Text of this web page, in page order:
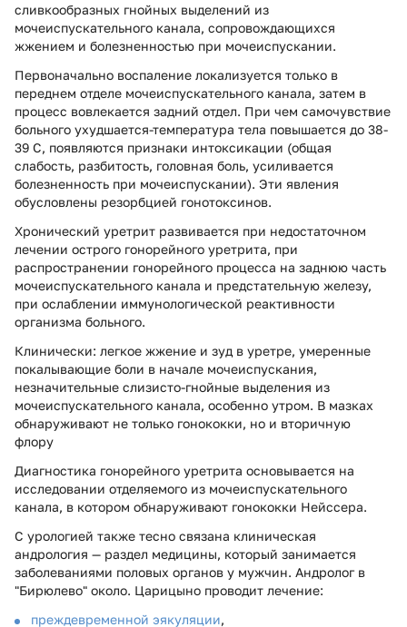
сливкообразных гнойных выделений из
мочеиспускательного канала, сопровождающихся
жжением и болезненностью при мочеиспускании.
Первоначально воспаление локализуется только в
переднем отделе мочеиспускательного канала, затем в
процесс вовлекается задний отдел. При чем самочувствие
больного ухудшается-температура тела повышается до 38-
39 С, появляются признаки интоксикации (общая
слабость, разбитость, головная боль, усиливается
болезненность при мочеиспускании). Эти явления
обусловлены резорбцией гонотоксинов.
Хронический уретрит развивается при недостаточном
лечении острого гонорейного уретрита, при
распространении гонорейного процесса на заднюю часть
мочеиспускательного канала и предстательную железу,
при ослаблении иммунологической реактивности
организма больного.
Клинически: легкое жжение и зуд в уретре, умеренные
покалывающие боли в начале мочеиспускания,
незначительные слизисто-гнойные выделения из
мочеиспускательного канала, особенно утром. В мазках
обнаруживают не только гонококки, но и вторичную
флору
Диагностика гонорейного уретрита основывается на
исследовании отделяемого из мочеиспускательного
канала, в котором обнаруживают гонококки Нейссера.
С урологией также тесно связана клиническая
андрология — раздел медицины, который занимается
заболеваниями половых органов у мужчин. Андролог в
"Бирюлево" около. Царицыно проводит лечение:
преждевременной эякуляции,